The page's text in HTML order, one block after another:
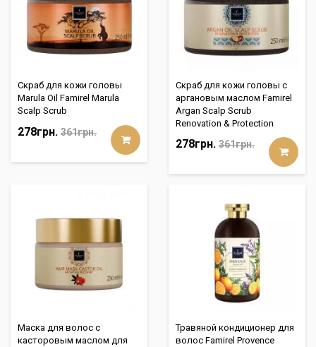
Скраб для кожи головы
Marula Oil Famirel Marula
Scalp Scrub
278грн. 361грн.
Скраб для кожи головы с
аргановым маслом Famirel
Argan Scalp Scrub
Renovation & Protection
278грн. 361грн.
Маска для волос с
касторовым маслом для
Травяной кондиционер для
волос Famirel Provence